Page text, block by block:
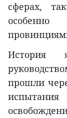
сферах,
История
прошли